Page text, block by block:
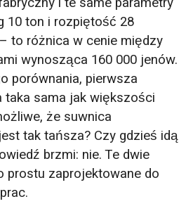
10 ton i rozpiętość 28
to różnica w cenie między
wynosząca 160 000 jenów.
porównania, pierwsza
taka sama jak większości
że suwnica
tak tańsza? Czy gdzieś idą
brzmi: nie. Te dwie
prostu zaprojektowane do